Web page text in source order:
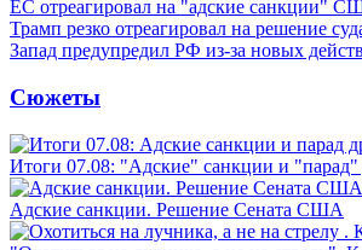
ЕС отреагировал на "адские санкции"
Трамп резко отреагировал на решение
Запад предупредил РФ из-за новых
Сюжеты
Итоги 07.08: "Адские" санкции и "парад"
Адские санкции. Решение Сената США